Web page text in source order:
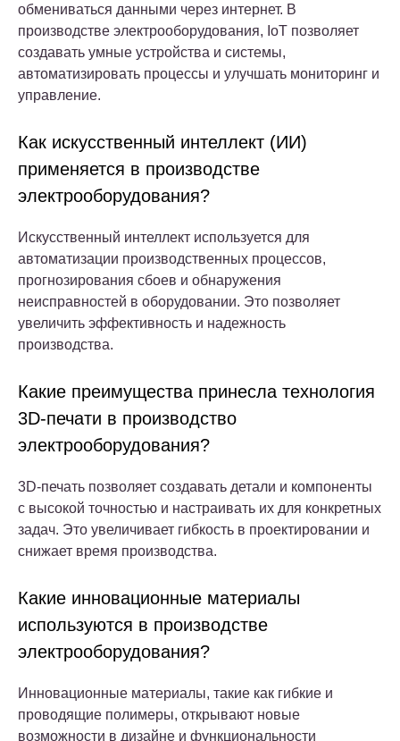
обмениваться данными через интернет. В
производстве электрооборудования, IoT позволяет
создавать умные устройства и системы,
автоматизировать процессы и улучшать мониторинг и
управление.
Как искусственный интеллект (ИИ)
применяется в производстве
электрооборудования?
Искусственный интеллект используется для
автоматизации производственных процессов,
прогнозирования сбоев и обнаружения
неисправностей в оборудовании. Это позволяет
увеличить эффективность и надежность
производства.
Какие преимущества принесла технология
3D-печати в производство
электрооборудования?
3D-печать позволяет создавать детали и компоненты
с высокой точностью и настраивать их для конкретных
задач. Это увеличивает гибкость в проектировании и
снижает время производства.
Какие инновационные материалы
используются в производстве
электрооборудования?
Инновационные материалы, такие как гибкие и
проводящие полимеры, открывают новые
возможности в дизайне и функциональности